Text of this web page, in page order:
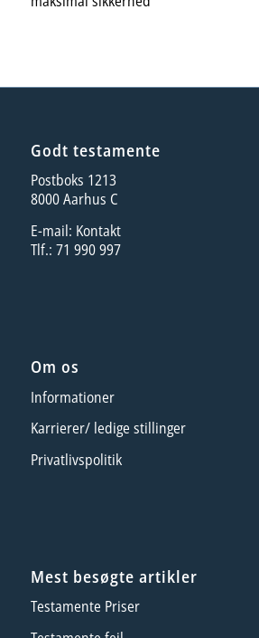
Godt testamente
Postboks 1213
8000 Aarhus C
E-mail: Kontakt
Tlf.: 71 990 997
Om os
Informationer
Karrierer/ ledige stillinger
Privatlivspolitik
Mest besøgte artikler
Testamente Priser